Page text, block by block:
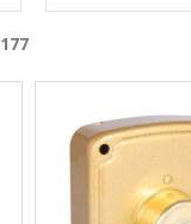
177